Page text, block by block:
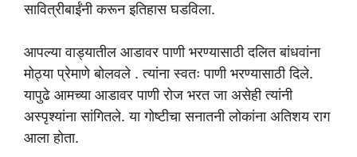
सावित्रीबाईंनी करून इतिहास घडविला.
आपल्या वाड्यातील आडावर पाणी भरण्यासाठी दलित बांधवांना
मोठ्या प्रेमाणे बोलवले . त्यांना स्वतः पाणी भरण्यासाठी दिले.
यापुढे आमच्या आडावर पाणी रोज भरत जा असेही त्यांनी
अस्पृश्यांना सांगितले. या गोष्टीचा सनातनी लोकांना अतिशय राग
आला होता.